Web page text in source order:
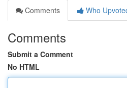
Comments
Who
Comments
Submit a Comment
No HTML